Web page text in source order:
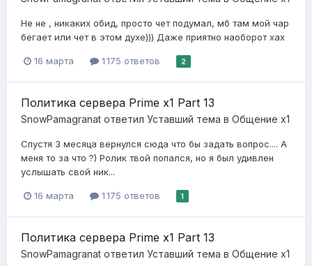
Не не , никаких обид, просто чет подумал, мб там мой чар
бегает или чет в этом духе))) Даже приятно наоборот хах
16 марта 1 175 ответов 2
Политика сервера Prime x1 Part 13
SnowPamagranat ответил Уставший тема в Общение x1
Cпустя 3 месяца вернулся сюда что бы задать вопрос.... А
меня то за что ?) Ролик твой попался, но я был удивлен
услышать свой ник...
16 марта 1 175 ответов 1
Политика сервера Prime x1 Part 13
SnowPamagranat ответил Уставший тема в Общение x1